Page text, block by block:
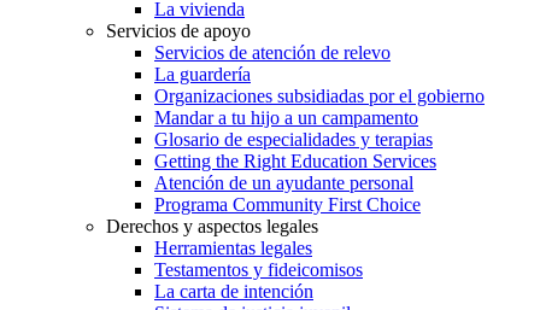
La vivienda
Servicios de apoyo
Servicios de atención de relevo
La guardería
Organizaciones subsidiadas por el gobierno
Mandar a tu hijo a un campamento
Glosario de especialidades y terapias
Getting the Right Education Services
Atención de un ayudante personal
Programa Community First Choice
Derechos y aspectos legales
Herramientas legales
Testamentos y fideicomisos
La carta de intención